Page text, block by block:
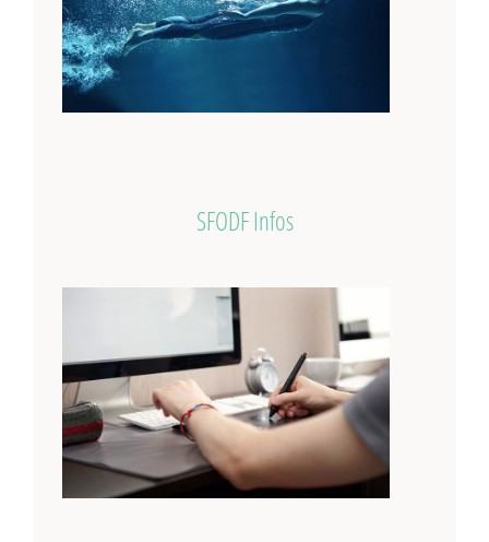
SFODF Infos